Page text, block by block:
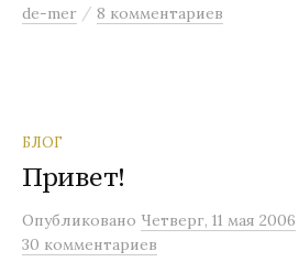
de-mer / 8 комментариев
БЛОГ
Привет!
Опубликовано Четверг, 11 мая 2006
30 комментариев